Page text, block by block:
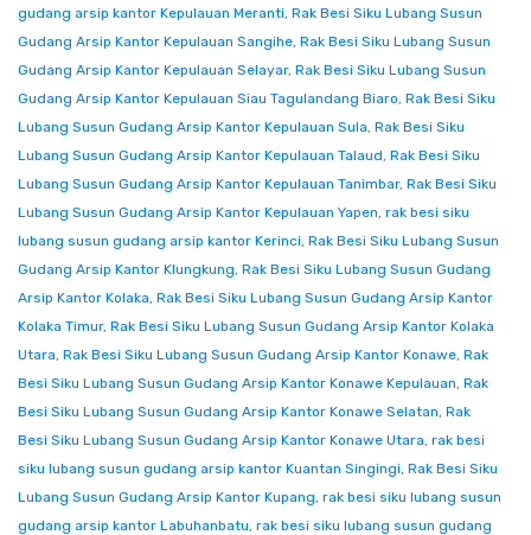
gudang arsip kantor Kepulauan Meranti, Rak Besi Siku Lubang Susun
Gudang Arsip Kantor Kepulauan Sangihe, Rak Besi Siku Lubang Susun
Gudang Arsip Kantor Kepulauan Selayar, Rak Besi Siku Lubang Susun
Gudang Arsip Kantor Kepulauan Siau Tagulandang Biaro, Rak Besi Siku
Lubang Susun Gudang Arsip Kantor Kepulauan Sula, Rak Besi Siku
Lubang Susun Gudang Arsip Kantor Kepulauan Talaud, Rak Besi Siku
Lubang Susun Gudang Arsip Kantor Kepulauan Tanimbar, Rak Besi Siku
Lubang Susun Gudang Arsip Kantor Kepulauan Yapen, rak besi siku
lubang susun gudang arsip kantor Kerinci, Rak Besi Siku Lubang Susun
Gudang Arsip Kantor Klungkung, Rak Besi Siku Lubang Susun Gudang
Arsip Kantor Kolaka, Rak Besi Siku Lubang Susun Gudang Arsip Kantor
Kolaka Timur, Rak Besi Siku Lubang Susun Gudang Arsip Kantor Kolaka
Utara, Rak Besi Siku Lubang Susun Gudang Arsip Kantor Konawe, Rak
Besi Siku Lubang Susun Gudang Arsip Kantor Konawe Kepulauan, Rak
Besi Siku Lubang Susun Gudang Arsip Kantor Konawe Selatan, Rak
Besi Siku Lubang Susun Gudang Arsip Kantor Konawe Utara, rak besi
siku lubang susun gudang arsip kantor Kuantan Singingi, Rak Besi Siku
Lubang Susun Gudang Arsip Kantor Kupang, rak besi siku lubang susun
gudang arsip kantor Labuhanbatu, rak besi siku lubang susun gudang